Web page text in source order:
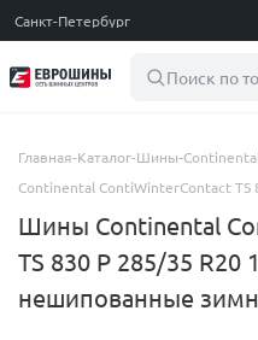
Санкт-Петербург
Поиск по
Главная-Каталог-Шины-Continental
Continental ContiWinterContact TS
Шины Continental
TS 830 P 285/35 R20
нешипованные